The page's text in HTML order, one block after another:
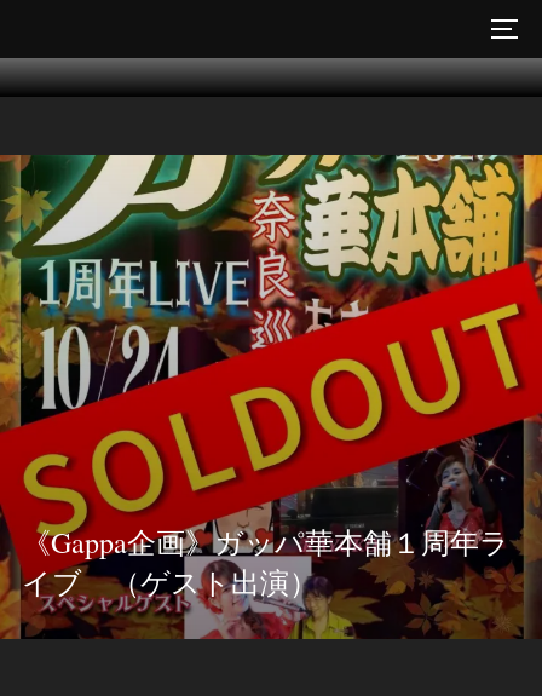
テ
ツ
へ
ス
キ
ッ
プ
サイ
《Gappa企画》ガッパ華本舗１周年ラ
イブ （ゲスト出演）